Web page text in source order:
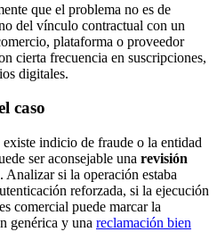
que el problema no es de
del vínculo contractual con un
plataforma o proveedor
cierta frecuencia en suscripciones,
digitales.
caso
indicio de fraude o la entidad
ser aconsejable una revisión
. Analizar si la operación estaba
reforzada, si la ejecución
comercial puede marcar la
genérica y una reclamación bien